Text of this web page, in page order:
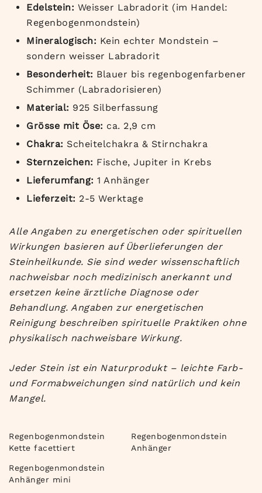
Edelstein: Weisser Labradorit (im Handel:
Regenbogenmondstein)
Mineralogisch: Kein echter Mondstein –
sondern weisser Labradorit
Besonderheit: Blauer bis regenbogenfarbener
Schimmer (Labradorisieren)
Material: 925 Silberfassung
Grösse mit Öse: ca. 2,9 cm
Chakra: Scheitelchakra & Stirnchakra
Sternzeichen: Fische, Jupiter in Krebs
Lieferumfang: 1 Anhänger
Lieferzeit: 2-5 Werktage
Alle Angaben zu energetischen oder spirituellen
Wirkungen basieren auf Überlieferungen der
Steinheilkunde. Sie sind weder wissenschaftlich
nachweisbar noch medizinisch anerkannt und
ersetzen keine ärztliche Diagnose oder
Behandlung. Angaben zur energetischen
Reinigung beschreiben spirituelle Praktiken ohne
physikalisch nachweisbare Wirkung.
Jeder Stein ist ein Naturprodukt – leichte Farb-
und Formabweichungen sind natürlich und kein
Mangel.
Regenbogenmondstein
Kette facettiert
Regenbogenmondstein
Anhänger
Regenbogenmondstein
Anhänger mini